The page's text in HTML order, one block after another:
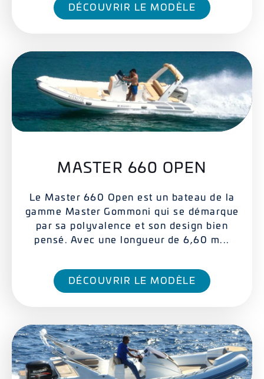
DÉCOUVRIR LE MODÈLE
MASTER 660 OPEN
Le Master 660 Open est un bateau de la
gamme Master Gommoni qui se démarque
par sa polyvalence et son design bien
pensé. Avec une longueur de 6,60 m...
DÉCOUVRIR LE MODÈLE